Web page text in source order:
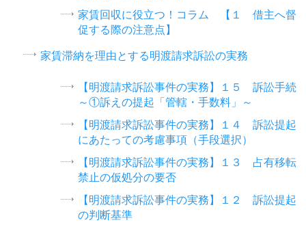
家賃回収に役立つ！コラム 【１ 借主へ督
促する際の注意点】
家賃滞納を理由とする明渡請求訴訟の実務
【明渡請求訴訟事件の実務】１５ 訴訟手続
～①訴えの提起「管轄・手数料」～
【明渡請求訴訟事件の実務】１４ 訴訟提起
にあたっての考慮事項（手段選択）
【明渡請求訴訟事件の実務】１３ 占有移転
禁止の仮処分の要否
【明渡請求訴訟事件の実務】１２ 訴訟提起
の判断基準